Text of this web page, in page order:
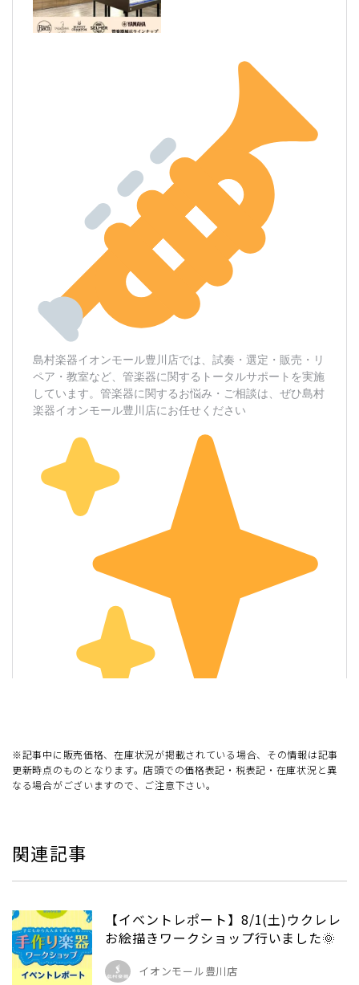
※記事中に販売価格、在庫状況が掲載されている場合、その情報は記事
更新時点のものとなります。店頭での価格表記・税表記・在庫状況と異
なる場合がございますので、ご注意下さい。
関連記事
【イベントレポート】8/1(土)ウクレレ
お絵描きワークショップ行いました🌞
イオンモール豊川店